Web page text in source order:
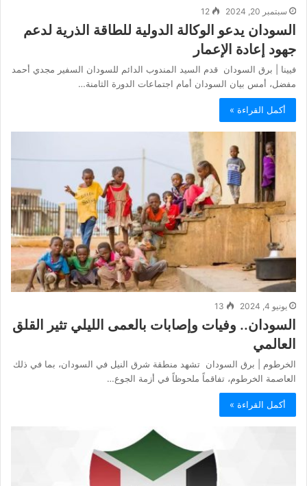
سبتمبر 20, 2024 12
السودان يدعو الوكالة الدولية للطاقة الذرية لدعم
جهود إعادة الإعمار
فيينا | برق السودان قدم السيد المندوب الدائم للسودان السفير مجدي أحمد
مفضل، أمس بيان السودان أمام اجتماعات الدورة الثامنة…
أكمل القراءة »
يونيو 4, 2024 13
السودان.. وفيات وإصابات بالعمى الليلي تثير القلق
العالمي
الخرطوم | برق السودان تشهد منطقة شرق النيل في السودان، بما في ذلك
العاصمة الخرطوم، تفاقماً ملحوظاً في أزمة الجوع…
أكمل القراءة »